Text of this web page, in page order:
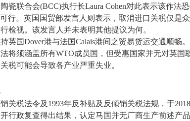
瓷联合会(BCC)执行长Laura Cohen对此表示该作法
行。英国国贸部发言人则表示，取消进口关税仅是
检视。该发言人并未表明其他提议为何。
英国Dover港与法国Calais港间之贸易货运交通顺畅
将须涵盖所有WTO成员国，但受惠国家并无对英国
税可能会导致各产业严重失业。
关税法令及1993年反补贴及反倾销关税法规，于
行政复查得出结果，认定马国并无厂商生产前述产